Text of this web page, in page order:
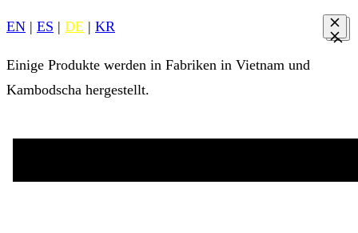
EN | ES | DE | KR
Einige Produkte werden in Fabriken in Vietnam und
Kambodscha hergestellt.